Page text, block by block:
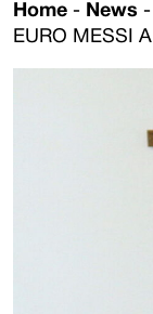
Home - News -
EURO MESSI